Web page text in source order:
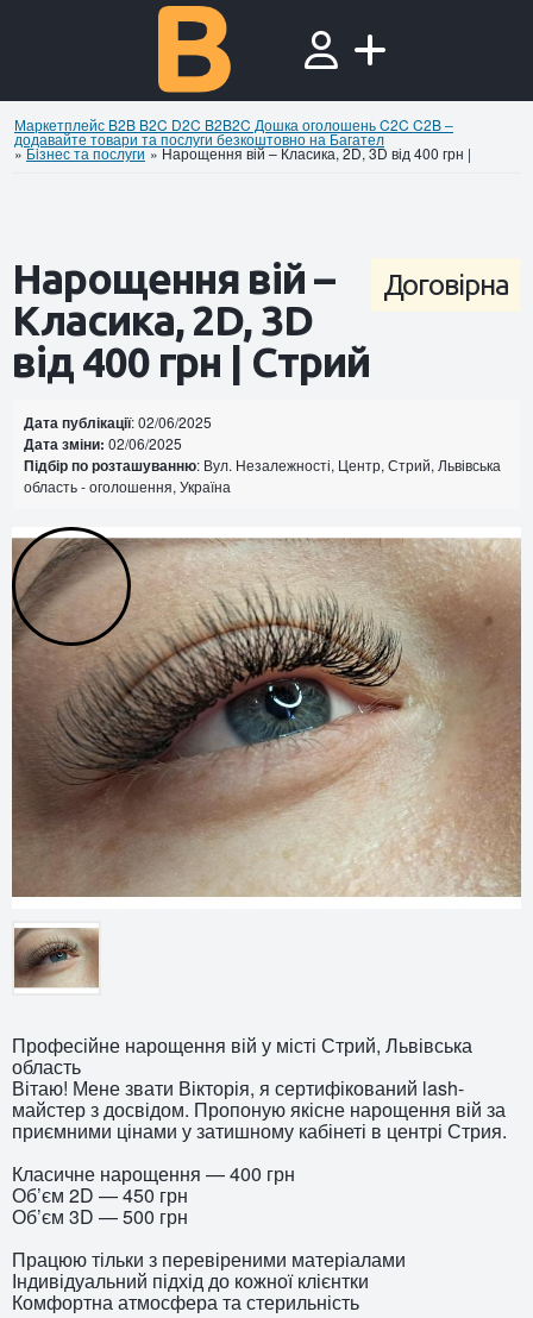
Маркетплейс B2B B2C D2C B2B2C Дошка оголошень C2C C2B –
додавайте товари та послуги безкоштовно на Багател
»Бiзнес та послуги »Нарощення вій – Класика, 2D, 3D від 400 грн |
Договірна
Нарощення вій –
Класика, 2D, 3D
від 400 грн | Стрий
Дата публікації: 02/06/2025
Дата зміни: 02/06/2025
Підбір по розташуванню: Вул. Незалежності, Центр, Стрий, Львівська
область - оголошення, Україна
Професійне нарощення вій у місті Стрий, Львівська
область
Вітаю! Мене звати Вікторія, я сертифікований lash-
майстер з досвідом. Пропоную якісне нарощення вій за
приємними цінами у затишному кабінеті в центрі Стрия.
Класичне нарощення — 400 грн
Об’єм 2D — 450 грн
Об’єм 3D — 500 грн
Працюю тільки з перевіреними матеріалами
Індивідуальний підхід до кожної клієнтки
Комфортна атмосфера та стерильність